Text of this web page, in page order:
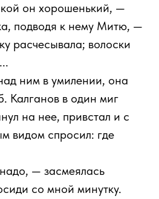
он хорошенький, —
подводя к нему Митю, —
расчесывала; волоски
ним в умилении, она
Калганов в один миг
на нее, привстал и с
видом спросил: где
— засмеялась
со мной минутку.